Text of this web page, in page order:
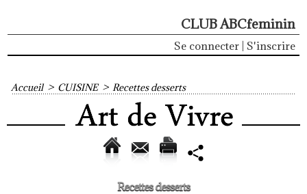
CLUB ABCfeminin
Se connecter S'inscrire
Accueil > CUISINE > Recettes desserts
Recettes desserts